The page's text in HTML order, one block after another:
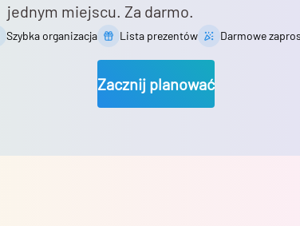
jednym miejscu. Za darmo.
Szybka organizacja Lista prezentów Darmowe
Zacznij planować